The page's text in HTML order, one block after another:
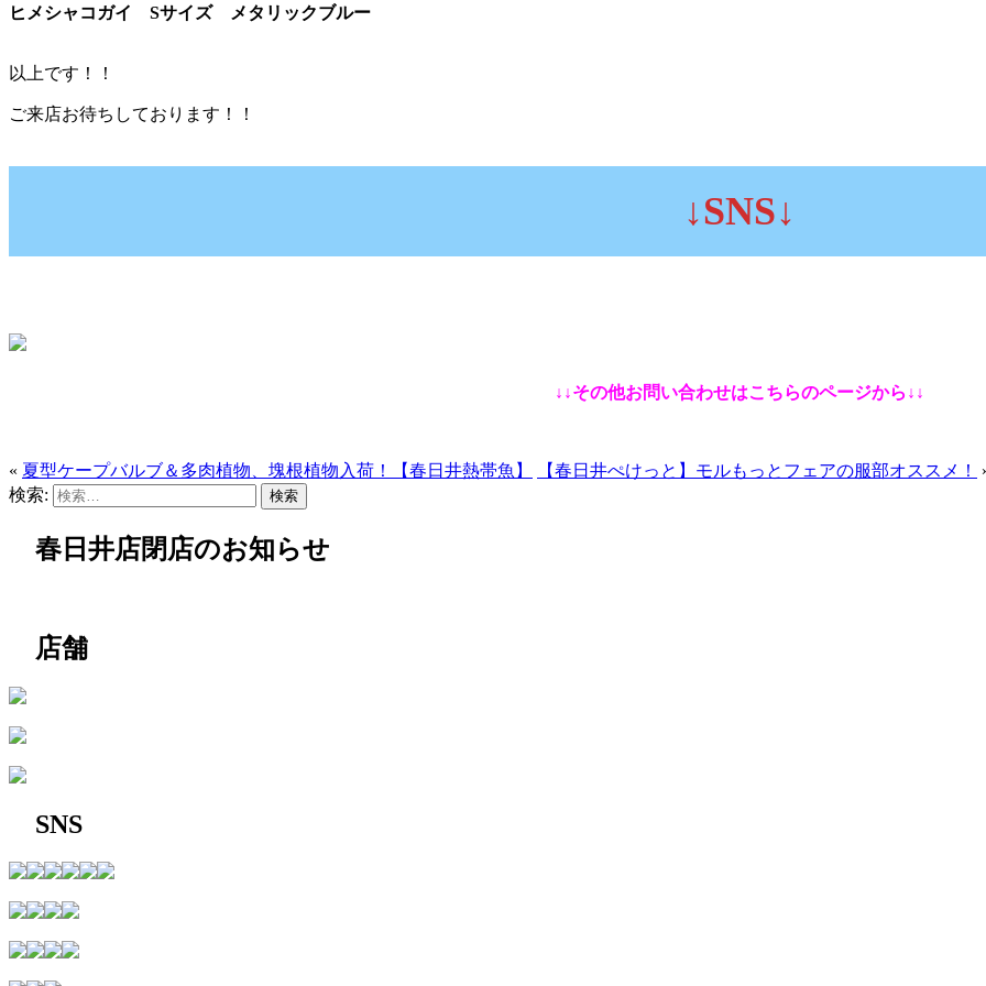
ヒメシャコガイ Sサイズ メタリックブルー
以上です！！
ご来店お待ちしております！！
↓SNS↓
↓↓その他お問い合わせはこちらのページから↓↓
« 夏型ケープバルブ＆多肉植物、塊根植物入荷！【春日井熱帯魚】 【春日井ぺけっと】モルもっとフェアの服部オススメ！
検索:
春日井店閉店のお知らせ
店舗
SNS